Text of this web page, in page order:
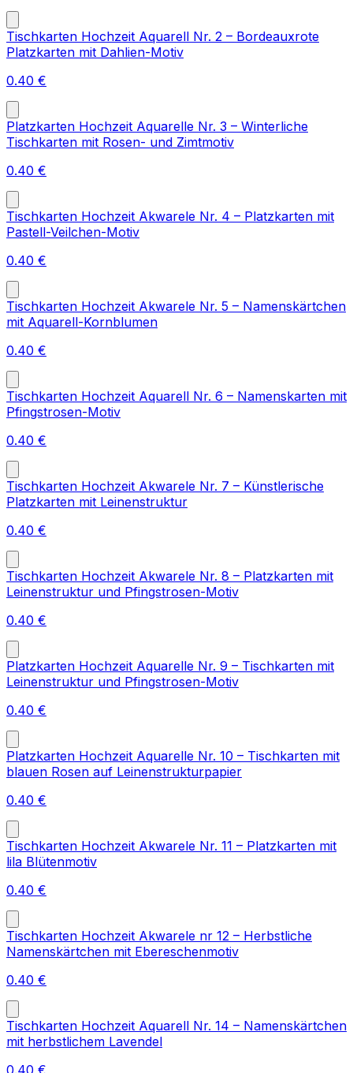
Tischkarten Hochzeit Aquarell Nr. 2 – Bordeauxrote
Platzkarten mit Dahlien-Motiv
0.40 €
Platzkarten Hochzeit Aquarelle Nr. 3 – Winterliche
Tischkarten mit Rosen- und Zimtmotiv
0.40 €
Tischkarten Hochzeit Akwarele Nr. 4 – Platzkarten mit
Pastell-Veilchen-Motiv
0.40 €
Tischkarten Hochzeit Akwarele Nr. 5 – Namenskärtchen
mit Aquarell-Kornblumen
0.40 €
Tischkarten Hochzeit Aquarell Nr. 6 – Namenskarten mit
Pfingstrosen-Motiv
0.40 €
Tischkarten Hochzeit Akwarele Nr. 7 – Künstlerische
Platzkarten mit Leinenstruktur
0.40 €
Tischkarten Hochzeit Akwarele Nr. 8 – Platzkarten mit
Leinenstruktur und Pfingstrosen-Motiv
0.40 €
Platzkarten Hochzeit Aquarelle Nr. 9 – Tischkarten mit
Leinenstruktur und Pfingstrosen-Motiv
0.40 €
Platzkarten Hochzeit Aquarelle Nr. 10 – Tischkarten mit
blauen Rosen auf Leinenstrukturpapier
0.40 €
Tischkarten Hochzeit Akwarele Nr. 11 – Platzkarten mit
lila Blütenmotiv
0.40 €
Tischkarten Hochzeit Akwarele nr 12 – Herbstliche
Namenskärtchen mit Ebereschenmotiv
0.40 €
Tischkarten Hochzeit Aquarell Nr. 14 – Namenskärtchen
mit herbstlichem Lavendel